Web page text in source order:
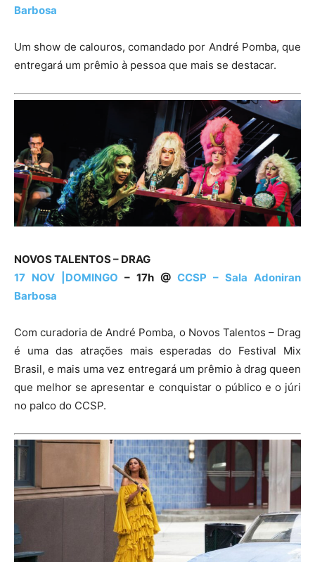
Barbosa
Um show de calouros, comandado por André Pomba, que
entregará um prêmio à pessoa que mais se destacar.
NOVOS TALENTOS – DRAG
17 NOV |DOMINGO – 17h @ CCSP – Sala Adoniran
Barbosa
Com curadoria de André Pomba, o Novos Talentos – Drag
é uma das atrações mais esperadas do Festival Mix
Brasil, e mais uma vez entregará um prêmio à drag queen
que melhor se apresentar e conquistar o público e o júri
no palco do CCSP.